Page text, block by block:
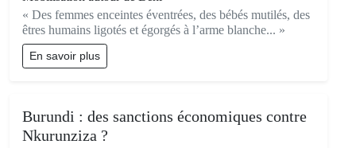
« Des femmes enceintes éventrées, des bébés mutilés, des
êtres humains ligotés et égorgés à l’arme blanche... »
En savoir plus
Burundi : des sanctions économiques contre
Nkurunziza ?